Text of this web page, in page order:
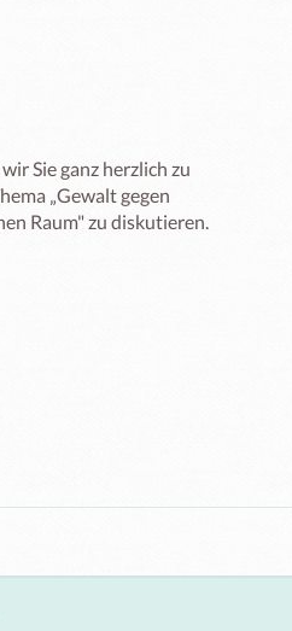
Sie ganz herzlich zu
„Gewalt gegen
Raum" zu diskutieren.